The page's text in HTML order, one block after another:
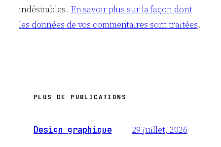
indésirables. En savoir plus sur la façon dont
les données de vos commentaires sont traitées.
PLUS DE PUBLICATIONS
Design graphique 29 juillet, 2026